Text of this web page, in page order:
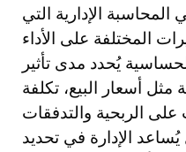
الإدارية التي
المختلفة على الأداء
يُحدد مدى تأثير
مثل أسعار البيع، تكلفة
على الربحية والتدفقات
يُساعد الإدارة في تحديد